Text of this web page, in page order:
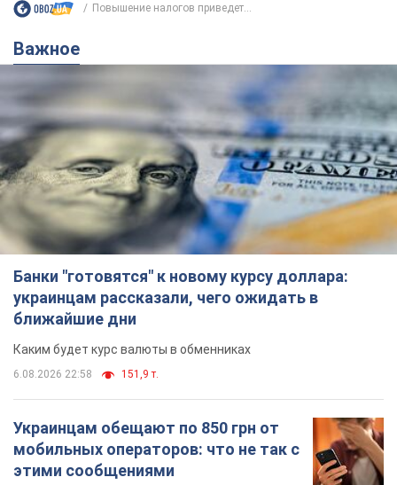
Повышение налогов приведет...
Важное
Банки "готовятся" к новому курсу доллара:
украинцам рассказали, чего ожидать в
ближайшие дни
Каким будет курс валюты в обменниках
6.08.2026 22:58 151,9 т.
Украинцам обещают по 850 грн от
мобильных операторов: что не так с
этими сообщениями